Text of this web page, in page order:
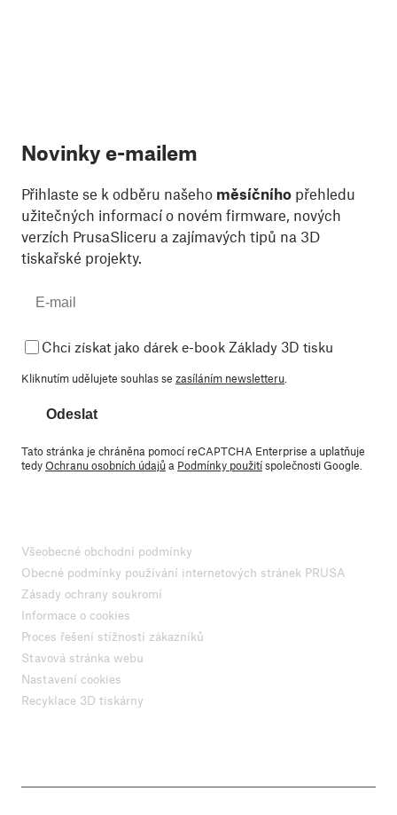
Novinky e-mailem
Přihlaste se k odběru našeho měsíčního přehledu
užitečných informací o novém firmware, nových
verzích PrusaSliceru a zajímavých tipů na 3D
tiskařské projekty.
Chci získat jako dárek e-book Základy 3D tisku
Kliknutím udělujete souhlas se zasíláním newsletteru.
Odeslat
Tato stránka je chráněna pomocí reCAPTCHA Enterprise a uplatňuje
tedyOchranu osobních údajůa Podmínky použitíspolečnosti Google.
Všeobecné obchodní podmínky
Obecné podmínky používání internetových stránek PRUSA
Zásady ochrany soukromí
Informace o cookies
Proces řešení stížností zákazníků
Stavová stránka webu
Nastavení cookies
Recyklace 3D tiskárny